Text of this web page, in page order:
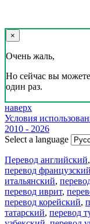
×
Очень жаль,
Но сейчас вы
один раз.
наверх
Условия
2010 - 2026
Select a language
Перевод английский,
перевод французский
итальянский,
перевод иврит,
перевод корейский,
татарский, перевод